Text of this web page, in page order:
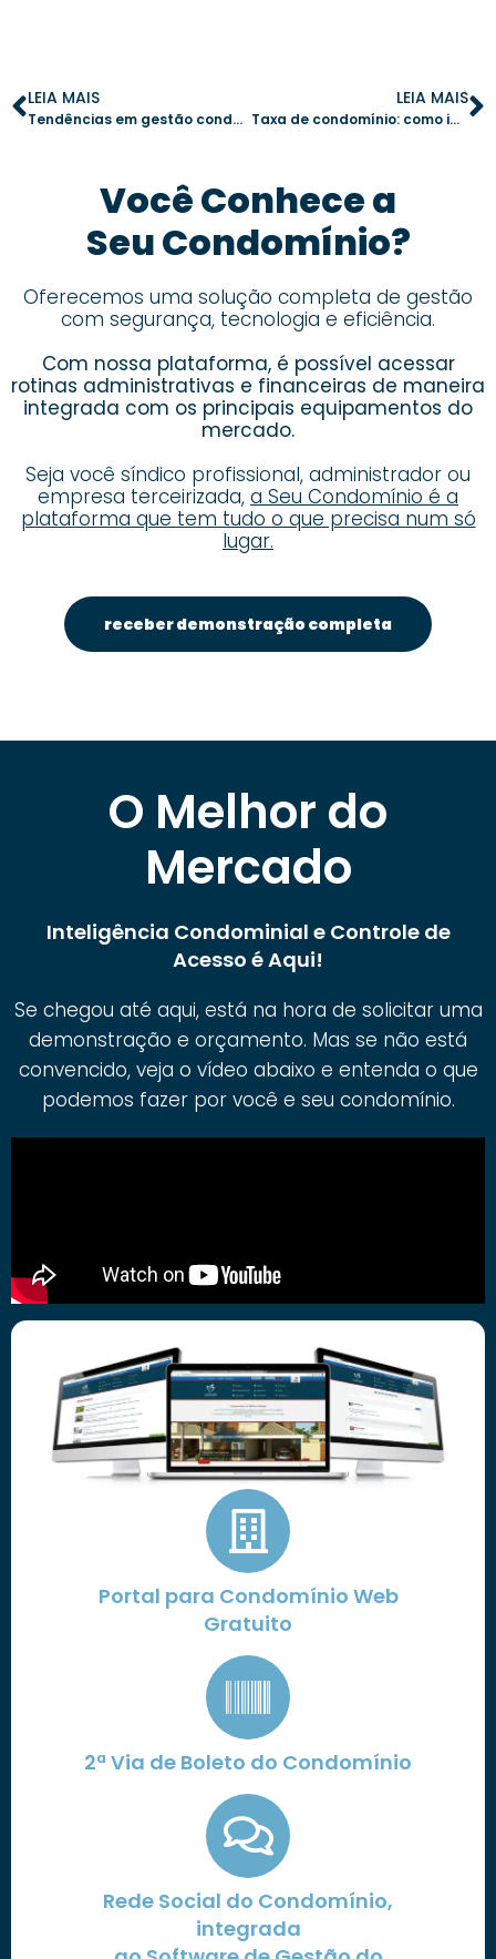
LEIA MAIS
Tendências em gestão condominial para 2024: inovação e tecnologia
LEIA MAIS
Taxa de condomínio: como impacta o valor do aluguel
Você Conhece a
Seu Condomínio?
Oferecemos uma solução completa de gestão
com segurança, tecnologia e eficiência.
Com nossa plataforma, é possível acessar
rotinas administrativas e financeiras de maneira
integrada com os principais equipamentos do
mercado.
Seja você síndico profissional, administrador ou
empresa terceirizada, a Seu Condomínio é a
plataforma que tem tudo o que precisa num só
lugar.
receber demonstração completa
O Melhor do
Mercado
Inteligência Condominial e Controle de
Acesso é Aqui!
Se chegou até aqui, está na hora de solicitar uma
demonstração e orçamento. Mas se não está
convencido, veja o vídeo abaixo e entenda o que
podemos fazer por você e seu condomínio.
Portal para Condomínio Web
Gratuito
2ª Via de Boleto do Condomínio
Rede Social do Condomínio,
integrada